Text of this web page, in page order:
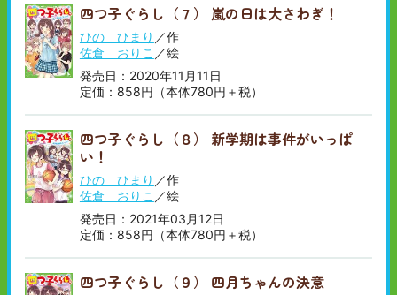
四つ子ぐらし（７） 嵐の日は大さわぎ！
ひの ひまり ／作
佐倉 おりこ ／絵
発売日：2020年11月11日
定価：858円（本体780円＋税）
四つ子ぐらし（８） 新学期は事件がいっぱ
い！
ひの ひまり ／作
佐倉 おりこ ／絵
発売日：2021年03月12日
定価：858円（本体780円＋税）
四つ子ぐらし（９） 四月ちゃんの決意